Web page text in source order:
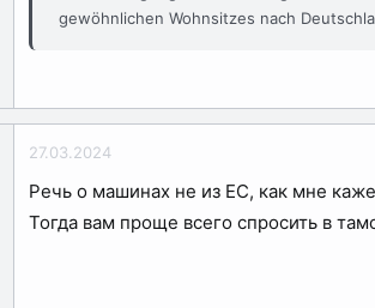
gewöhnlichen Wohnsitzes nach
27.03.2024
Речь о машинах не из ЕС, как мне
Тогда вам проще всего спросить в